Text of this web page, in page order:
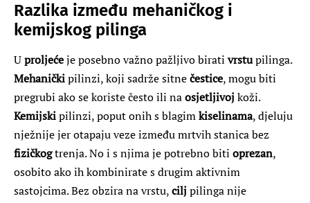
Razlika između mehaničkog i
kemijskog pilinga
Uproljećeje posebno važno pažljivo birativrstupilinga.
Mehaničkipilinzi, koji sadrže sitnečestice, mogu biti
pregrubi ako se koriste često ili naosjetljivoj koži.
Kemijskipilinzi, poput onih s blagimkiselinama, djeluju
nježnije jer otapaju veze između mrtvih stanica bez
fizičkogtrenja. No i s njima je potrebno biti oprezan,
osobito ako ih kombinirate s drugim aktivnim
sastojcima. Bez obzira na vrstu,cilj pilinga nije